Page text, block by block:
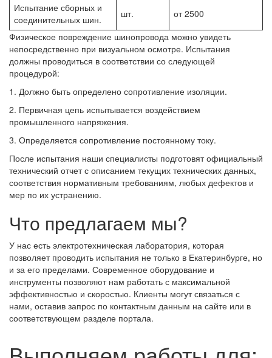
Испытание сборных и
соединительных шин.
шт.
от 2500
Физическое повреждение шинопровода можно увидеть
непосредственно при визуальном осмотре. Испытания
должны проводиться в соответствии со следующей
процедурой:
1. Должно быть определено сопротивление изоляции.
2. Первичная цепь испытывается воздействием
промышленного напряжения.
3. Определяется сопротивление постоянному току.
После испытания наши специалисты подготовят официальный
технический отчет с описанием текущих технических данных,
соответствия нормативным требованиям, любых дефектов и
мер по их устранению.
Что предлагаем мы?
У нас есть электротехническая лаборатория, которая
позволяет проводить испытания не только в Екатеринбурге, но
и за его пределами. Современное оборудование и
инструменты позволяют нам работать с максимальной
эффективностью и скоростью. Клиенты могут связаться с
нами, оставив запрос по контактным данным на сайте или в
соответствующем разделе портала.